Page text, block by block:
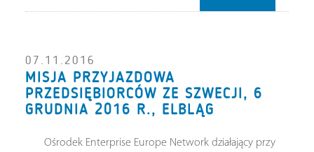
07.11.2016
MISJA PRZYJAZDOWA
PRZEDSIĘBIORCÓW ZE SZWECJI, 6
GRUDNIA 2016 R., ELBLĄG
Ośrodek Enterprise Europe Network działający przy